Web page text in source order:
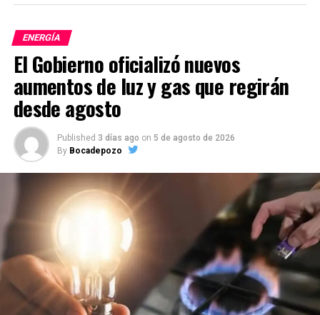
ENERGÍA
El Gobierno oficializó nuevos
aumentos de luz y gas que regirán
desde agosto
Published 3 días ago on 5 de agosto de 2026
By Bocadepozo